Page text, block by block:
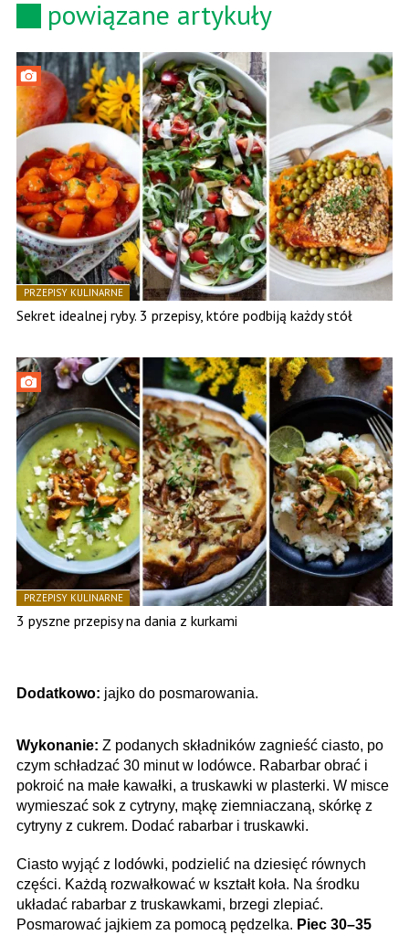
powiązane artykuły
PRZEPISY KULINARNE
Sekret idealnej ryby. 3 przepisy, które podbiją każdy stół
PRZEPISY KULINARNE
3 pyszne przepisy na dania z kurkami
Dodatkowo: jajko do posmarowania.
Wykonanie: Z podanych składników zagnieść ciasto, po
czym schładzać 30 minut w lodówce. Rabarbar obrać i
pokroić na małe kawałki, a truskawki w plasterki. W misce
wymieszać sok z cytryny, mąkę ziemniaczaną, skórkę z
cytryny z cukrem. Dodać rabarbar i truskawki.
Ciasto wyjąć z lodówki, podzielić na dziesięć równych
części. Każdą rozwałkować w kształt koła. Na środku
układać rabarbar z truskawkami, brzegi zlepiać.
Posmarować jajkiem za pomocą pędzelka. Piec 30–35